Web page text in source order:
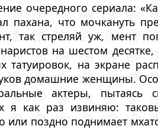
очередного сериала:
пахана, что мочкануть
так стреляй уж, мент
на шестом десятке,
на экране
домашние женщины.
актеры, пытаясь
я как раз извиняю:
или поздно поднимает